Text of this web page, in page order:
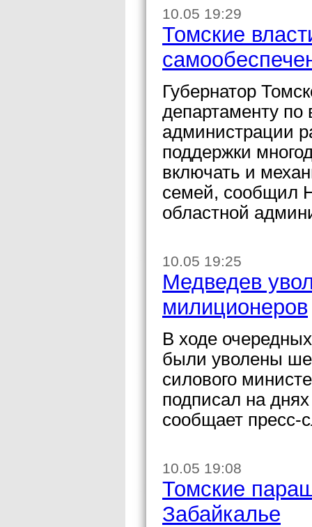
10.05 19:29
Томские
Губернатор
департаменту по
администрации
поддержки
включать и
семей, сообщил
областной
10.05 19:25
Медведев
милиционеров
В ходе
были уволены
силового
подписал на
сообщает пресс-
10.05 19:08
Томские
Забайкалье